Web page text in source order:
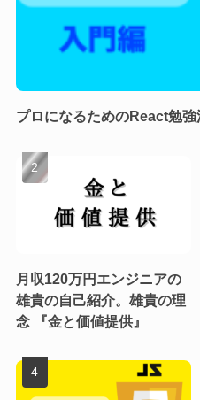
プロになるためのReact勉
月収120万円エンジニアの
雄貴の自己紹介。雄貴の理
念 『金と価値提供』